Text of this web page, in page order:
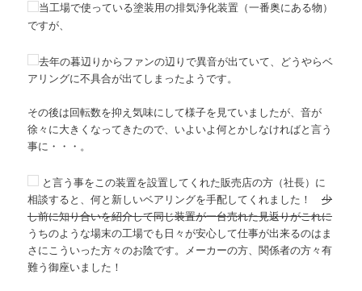
当工場で使っている塗装用の排気浄化装置（一番奥にある物）
ですが、
去年の暮辺りからファンの辺りで異音が出ていて、どうやらベ
アリングに不具合が出てしまったようです。
その後は回転数を抑え気味にして様子を見ていましたが、音が
徐々に大きくなってきたので、いよいよ何とかしなければと言う
事に・・・。
と言う事をこの装置を設置してくれた販売店の方（社長）に
相談すると、何と新しいベアリングを手配してくれました！少
し前に知り合いを紹介して同じ装置が一台売れた見返りがこれに
うちのような場末の工場でも日々が安心して仕事が出来るのはま
さにこういった方々のお陰です。メーカーの方、関係者の方々有
難う御座いました！